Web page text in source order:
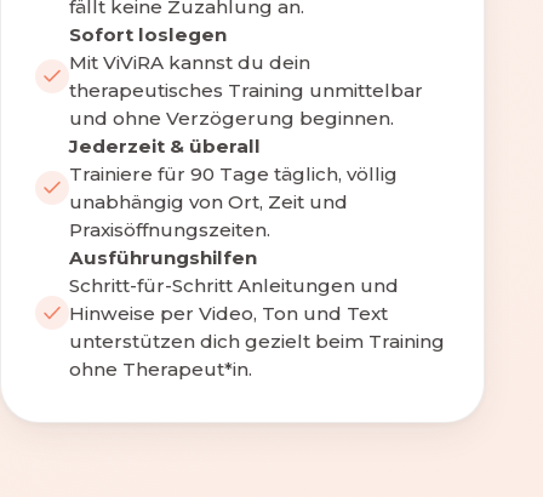
fällt keine Zuzahlung an.
Sofort loslegen
Mit ViViRA kannst du dein
therapeutisches Training unmittelbar
und ohne Verzögerung beginnen.
Jederzeit & überall
Trainiere für 90 Tage täglich, völlig
unabhängig von Ort, Zeit und
Praxisöffnungszeiten.
Ausführungshilfen
Schritt-für-Schritt Anleitungen und
Hinweise per Video, Ton und Text
unterstützen dich gezielt beim Training
ohne Therapeut*in.